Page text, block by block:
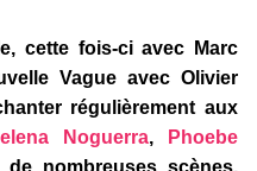
cette fois-ci avec Marc
Vague avec Olivier
régulièrement aux
Noguerra,
Phoebe
nombreuses scènes,